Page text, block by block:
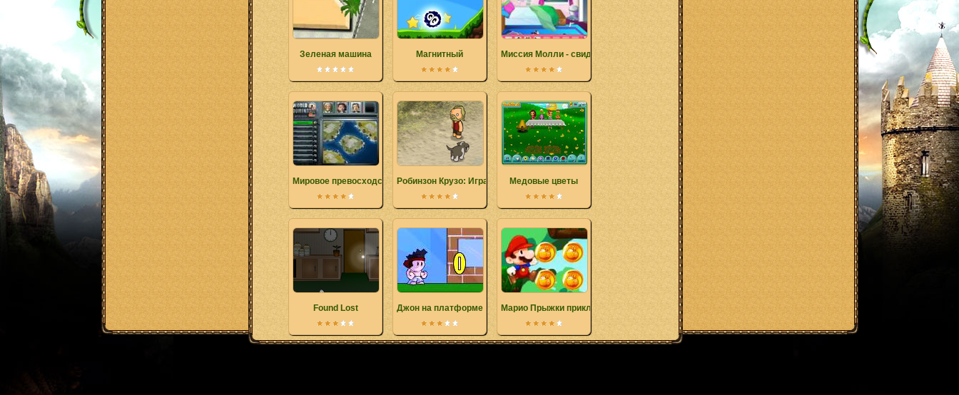
Зеленая машина Магнитный Миссия Молли - свидание
Мировое превосходство 2Робинзон Крузо: Игра Медовые цветы
Found Lost Джон на платформе Марио Прыжки приключения